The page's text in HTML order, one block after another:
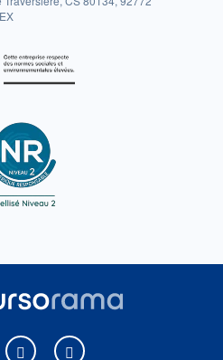
sur Facebook
Boursorama sur XBoursorama sur